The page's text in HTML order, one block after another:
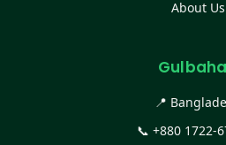
About Us
📍
📞 +880 1722-